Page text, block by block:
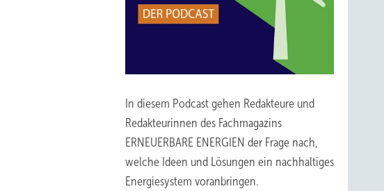
In diesem Podcast gehen Redakteure und
Redakteurinnen des Fachmagazins
ERNEUERBARE ENERGIEN der Frage nach,
welche Ideen und Lösungen ein nachhaltiges
Energiesystem voranbringen.